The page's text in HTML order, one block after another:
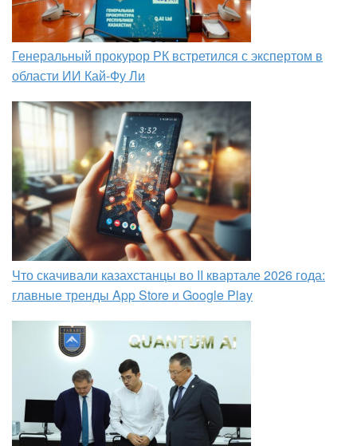
Генеральный прокурор РК встретился с экспертом в
области ИИ Кай-Фу Ли
Что скачивали казахстанцы во II квартале 2026 года:
главные тренды App Store и Google Play